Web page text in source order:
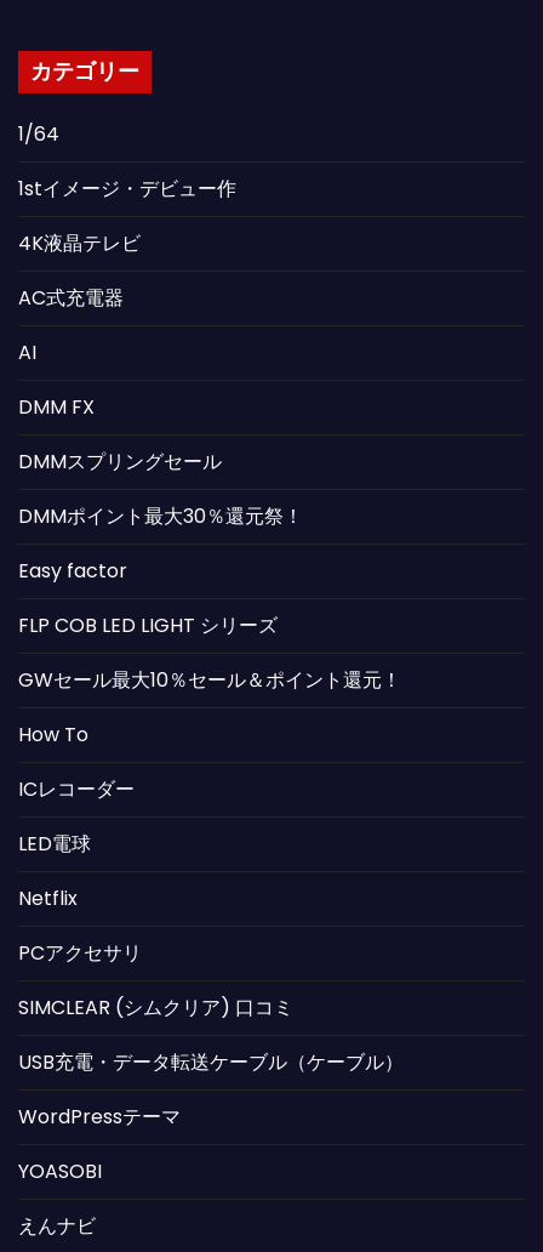
カテゴリー
1/64
1stイメージ・デビュー作
4K液晶テレビ
AC式充電器
AI
DMM FX
DMMスプリングセール
DMMポイント最大30％還元祭！
Easy factor
FLP COB LED LIGHT シリーズ
GWセール最大10％セール＆ポイント還元！
How To
ICレコーダー
LED電球
Netflix
PCアクセサリ
SIMCLEAR (シムクリア) 口コミ
USB充電・データ転送ケーブル（ケーブル）
WordPressテーマ
YOASOBI
えんナビ